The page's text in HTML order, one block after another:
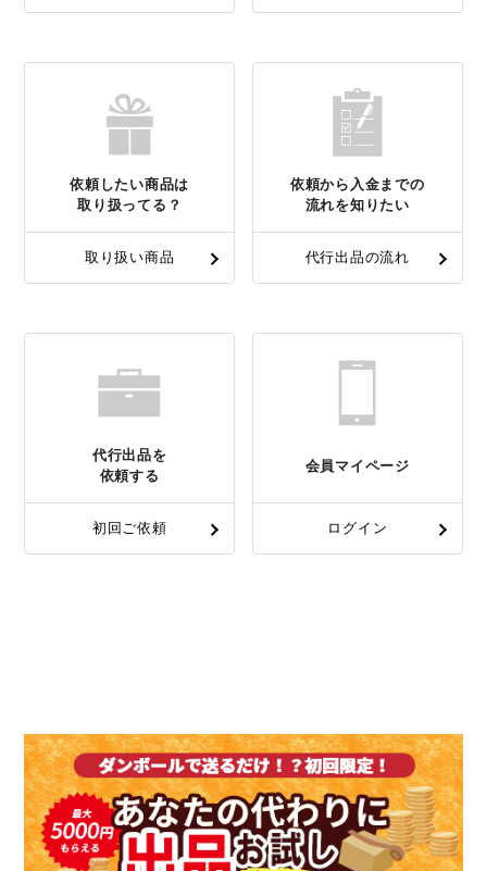
依頼したい商品は
取り扱ってる？
取り扱い商品
依頼から入金までの
流れを知りたい
代行出品の流れ
代行出品を
依頼する
初回ご依頼
会員マイページ
ログイン